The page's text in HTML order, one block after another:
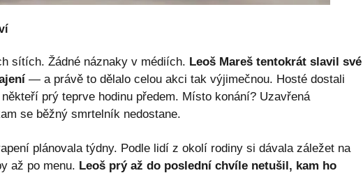
sítích. Žádné náznaky v médiích. Leoš Mareš tentokrát slavil své
— a právě to dělalo celou akci tak výjimečnou. Hosté dostali
prý teprve hodinu předem. Místo konání? Uzavřená
se běžný smrtelník nedostane.
plánovala týdny. Podle lidí z okolí rodiny si dávala záležet na
až po menu. Leoš prý až do poslední chvíle netušil, kam ho